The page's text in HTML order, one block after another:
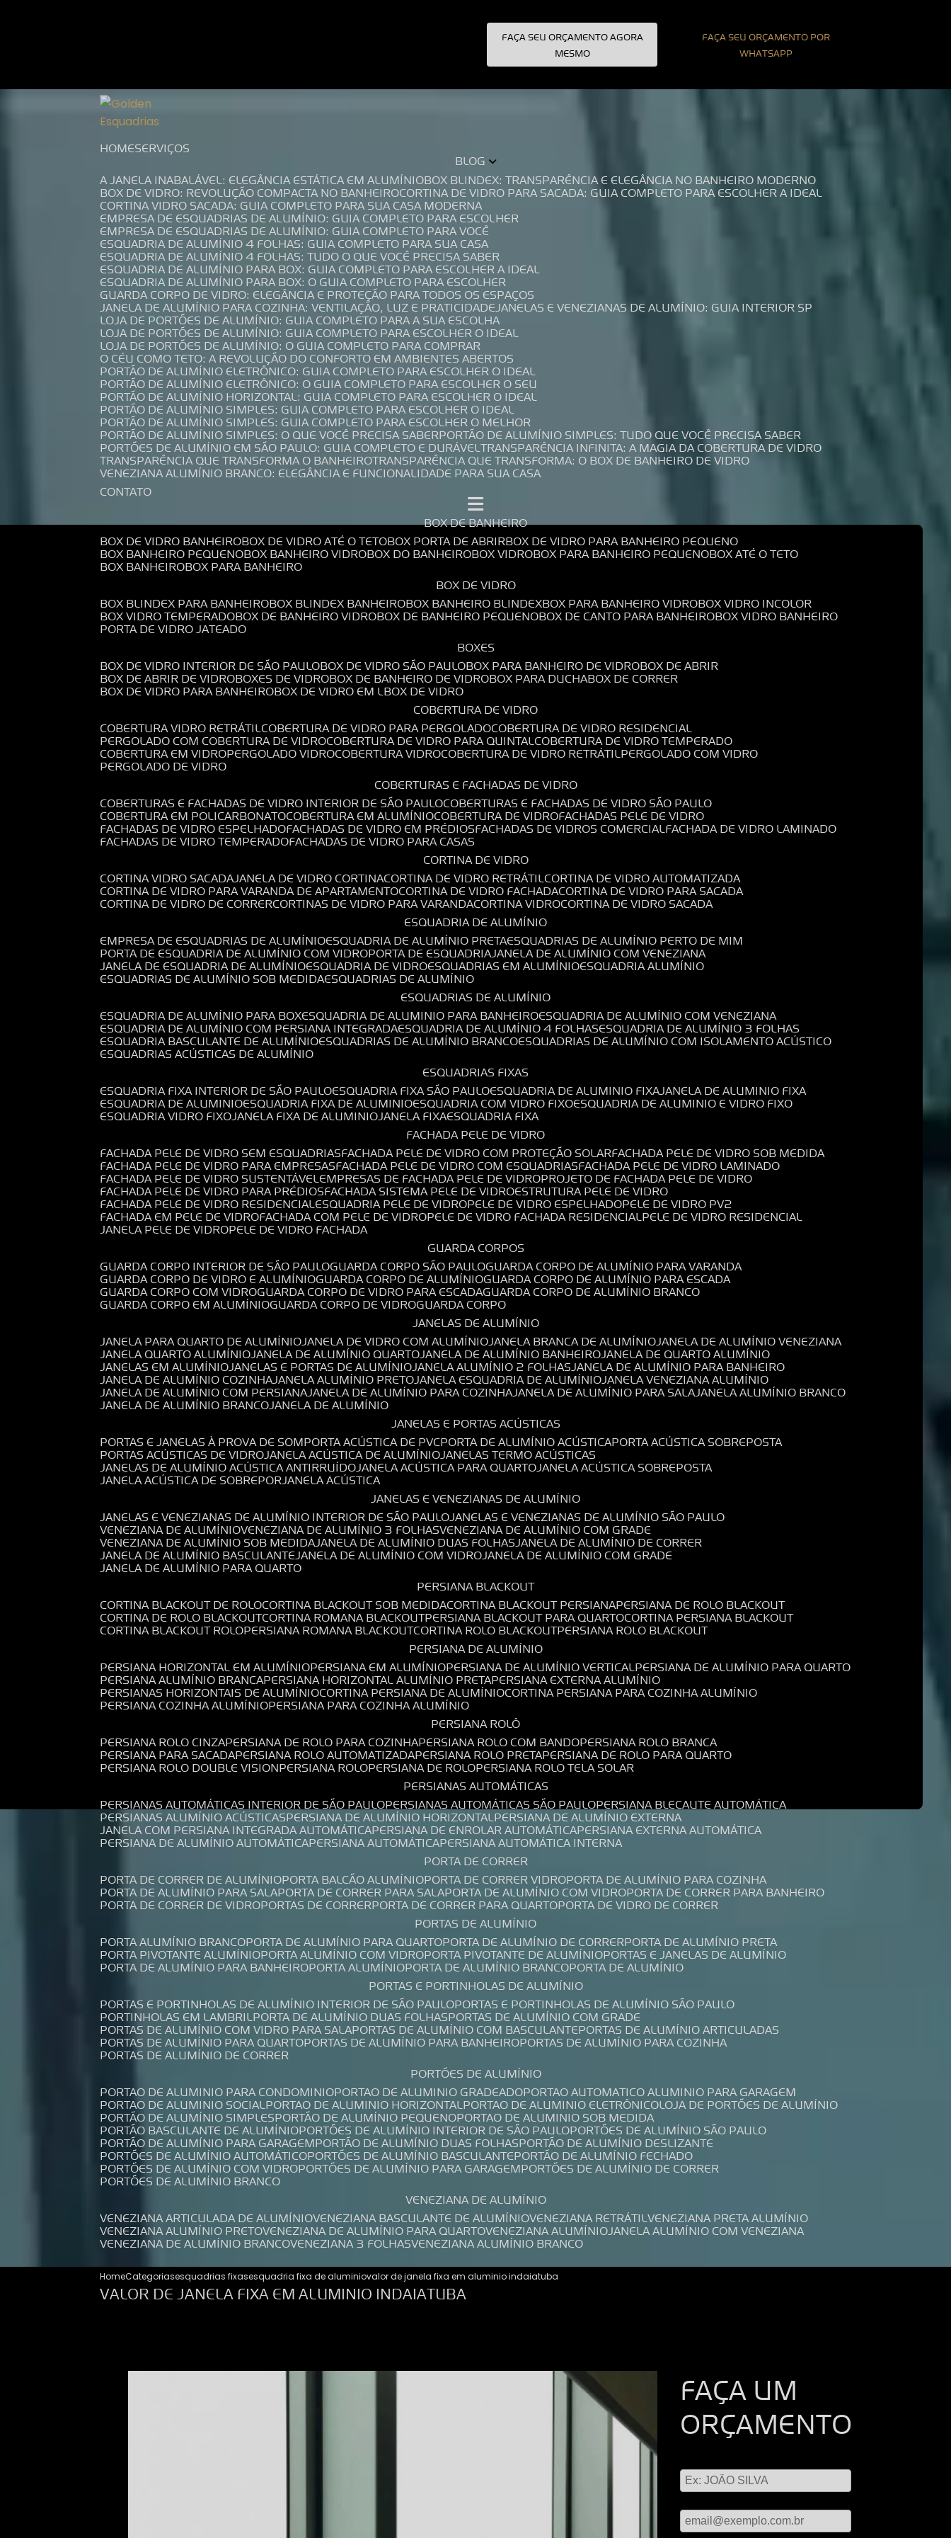
FAÇA SEU ORÇAMENTO AGORA
MESMO
FAÇA SEU ORÇAMENTO POR
WHATSAPP
HOME SERVIÇOS
BLOG
A JANELA INABALÁVEL: ELEGÂNCIA ESTÁTICA EM ALUMÍNIO BOX BLINDEX: TRANSPARÊNCIA E ELEGÂNCIA NO BANHEIRO MODERNO
BOX DE VIDRO: REVOLUÇÃO COMPACTA NO BANHEIRO CORTINA DE VIDRO PARA SACADA: GUIA COMPLETO PARA ESCOLHER A IDEAL
CORTINA VIDRO SACADA: GUIA COMPLETO PARA SUA CASA MODERNA
EMPRESA DE ESQUADRIAS DE ALUMÍNIO: GUIA COMPLETO PARA ESCOLHER
EMPRESA DE ESQUADRIAS DE ALUMÍNIO: GUIA COMPLETO PARA VOCÊ
ESQUADRIA DE ALUMÍNIO 4 FOLHAS: GUIA COMPLETO PARA SUA CASA
ESQUADRIA DE ALUMÍNIO 4 FOLHAS: TUDO O QUE VOCÊ PRECISA SABER
ESQUADRIA DE ALUMÍNIO PARA BOX: GUIA COMPLETO PARA ESCOLHER A IDEAL
ESQUADRIA DE ALUMÍNIO PARA BOX: O GUIA COMPLETO PARA ESCOLHER
GUARDA CORPO DE VIDRO: ELEGÂNCIA E PROTEÇÃO PARA TODOS OS ESPAÇOS
JANELA DE ALUMÍNIO PARA COZINHA: VENTILAÇÃO, LUZ E PRATICIDADE JANELAS E VENEZIANAS DE ALUMÍNIO: GUIA INTERIOR SP
LOJA DE PORTÕES DE ALUMÍNIO: GUIA COMPLETO PARA A SUA ESCOLHA
LOJA DE PORTÕES DE ALUMÍNIO: GUIA COMPLETO PARA ESCOLHER O IDEAL
LOJA DE PORTÕES DE ALUMÍNIO: O GUIA COMPLETO PARA COMPRAR
O CÉU COMO TETO: A REVOLUÇÃO DO CONFORTO EM AMBIENTES ABERTOS
PORTÃO DE ALUMÍNIO ELETRÔNICO: GUIA COMPLETO PARA ESCOLHER O IDEAL
PORTÃO DE ALUMÍNIO ELETRÔNICO: O GUIA COMPLETO PARA ESCOLHER O SEU
PORTÃO DE ALUMÍNIO HORIZONTAL: GUIA COMPLETO PARA ESCOLHER O IDEAL
PORTÃO DE ALUMÍNIO SIMPLES: GUIA COMPLETO PARA ESCOLHER O IDEAL
PORTÃO DE ALUMÍNIO SIMPLES: GUIA COMPLETO PARA ESCOLHER O MELHOR
PORTÃO DE ALUMÍNIO SIMPLES: O QUE VOCÊ PRECISA SABER PORTÃO DE ALUMÍNIO SIMPLES: TUDO QUE VOCÊ PRECISA SABER
PORTÕES DE ALUMÍNIO EM SÃO PAULO: GUIA COMPLETO E DURÁVEL TRANSPARÊNCIA INFINITA: A MAGIA DA COBERTURA DE VIDRO
TRANSPARÊNCIA QUE TRANSFORMA O BANHEIRO TRANSPARÊNCIA QUE TRANSFORMA: O BOX DE BANHEIRO DE VIDRO
VENEZIANA ALUMÍNIO BRANCO: ELEGÂNCIA E FUNCIONALIDADE PARA SUA CASA
CONTATO
BOX DE BANHEIRO
BOX DE VIDRO BANHEIRO BOX DE VIDRO ATÉ O TETO BOX PORTA DE ABRIR BOX DE VIDRO PARA BANHEIRO PEQUENO
BOX BANHEIRO PEQUENO BOX BANHEIRO VIDRO BOX DO BANHEIRO BOX VIDRO BOX PARA BANHEIRO PEQUENO BOX ATÉ O TETO
BOX BANHEIRO BOX PARA BANHEIRO
BOX DE VIDRO
BOX BLINDEX PARA BANHEIRO BOX BLINDEX BANHEIRO BOX BANHEIRO BLINDEX BOX PARA BANHEIRO VIDRO BOX VIDRO INCOLOR
BOX VIDRO TEMPERADO BOX DE BANHEIRO VIDRO BOX DE BANHEIRO PEQUENO BOX DE CANTO PARA BANHEIRO BOX VIDRO BANHEIRO
PORTA DE VIDRO JATEADO
BOXES
BOX DE VIDRO INTERIOR DE SÃO PAULO BOX DE VIDRO SÃO PAULO BOX PARA BANHEIRO DE VIDRO BOX DE ABRIR
BOX DE ABRIR DE VIDRO BOXES DE VIDRO BOX DE BANHEIRO DE VIDRO BOX PARA DUCHA BOX DE CORRER
BOX DE VIDRO PARA BANHEIRO BOX DE VIDRO EM L BOX DE VIDRO
COBERTURA DE VIDRO
COBERTURA VIDRO RETRÁTIL COBERTURA DE VIDRO PARA PERGOLADO COBERTURA DE VIDRO RESIDENCIAL
PERGOLADO COM COBERTURA DE VIDRO COBERTURA DE VIDRO PARA QUINTAL COBERTURA DE VIDRO TEMPERADO
COBERTURA EM VIDRO PERGOLADO VIDRO COBERTURA VIDRO COBERTURA DE VIDRO RETRÁTIL PERGOLADO COM VIDRO
PERGOLADO DE VIDRO
COBERTURAS E FACHADAS DE VIDRO
COBERTURAS E FACHADAS DE VIDRO INTERIOR DE SÃO PAULO COBERTURAS E FACHADAS DE VIDRO SÃO PAULO
COBERTURA EM POLICARBONATO COBERTURA EM ALUMÍNIO COBERTURA DE VIDRO FACHADAS PELE DE VIDRO
FACHADAS DE VIDRO ESPELHADO FACHADAS DE VIDRO EM PRÉDIOS FACHADAS DE VIDROS COMERCIAL FACHADA DE VIDRO LAMINADO
FACHADAS DE VIDRO TEMPERADO FACHADAS DE VIDRO PARA CASAS
CORTINA DE VIDRO
CORTINA VIDRO SACADA JANELA DE VIDRO CORTINA CORTINA DE VIDRO RETRÁTIL CORTINA DE VIDRO AUTOMATIZADA
CORTINA DE VIDRO PARA VARANDA DE APARTAMENTO CORTINA DE VIDRO FACHADA CORTINA DE VIDRO PARA SACADA
CORTINA DE VIDRO DE CORRER CORTINAS DE VIDRO PARA VARANDA CORTINA VIDRO CORTINA DE VIDRO SACADA
ESQUADRIA DE ALUMÍNIO
EMPRESA DE ESQUADRIAS DE ALUMÍNIO ESQUADRIA DE ALUMÍNIO PRETA ESQUADRIAS DE ALUMÍNIO PERTO DE MIM
PORTA DE ESQUADRIA DE ALUMÍNIO COM VIDRO PORTA DE ESQUADRIA JANELA DE ALUMÍNIO COM VENEZIANA
JANELA DE ESQUADRIA DE ALUMÍNIO ESQUADRIA DE VIDRO ESQUADRIAS EM ALUMÍNIO ESQUADRIA ALUMÍNIO
ESQUADRIAS DE ALUMÍNIO SOB MEDIDA ESQUADRIAS DE ALUMÍNIO
ESQUADRIAS DE ALUMÍNIO
ESQUADRIA DE ALUMÍNIO PARA BOX ESQUADRIA DE ALUMINIO PARA BANHEIRO ESQUADRIA DE ALUMÍNIO COM VENEZIANA
ESQUADRIA DE ALUMÍNIO COM PERSIANA INTEGRADA ESQUADRIA DE ALUMÍNIO 4 FOLHAS ESQUADRIA DE ALUMÍNIO 3 FOLHAS
ESQUADRIA BASCULANTE DE ALUMÍNIO ESQUADRIAS DE ALUMÍNIO BRANCO ESQUADRIAS DE ALUMÍNIO COM ISOLAMENTO ACÚSTICO
ESQUADRIAS ACÚSTICAS DE ALUMÍNIO
ESQUADRIAS FIXAS
ESQUADRIA FIXA INTERIOR DE SÃO PAULO ESQUADRIA FIXA SÃO PAULO ESQUADRIA DE ALUMINIO FIXA JANELA DE ALUMINIO FIXA
ESQUADRIA DE ALUMINIO ESQUADRIA FIXA DE ALUMINIO ESQUADRIA COM VIDRO FIXO ESQUADRIA DE ALUMINIO E VIDRO FIXO
ESQUADRIA VIDRO FIXO JANELA FIXA DE ALUMINIO JANELA FIXA ESQUADRIA FIXA
FACHADA PELE DE VIDRO
FACHADA PELE DE VIDRO SEM ESQUADRIAS FACHADA PELE DE VIDRO COM PROTEÇÃO SOLAR FACHADA PELE DE VIDRO SOB MEDIDA
FACHADA PELE DE VIDRO PARA EMPRESAS FACHADA PELE DE VIDRO COM ESQUADRIAS FACHADA PELE DE VIDRO LAMINADO
FACHADA PELE DE VIDRO SUSTENTÁVEL EMPRESAS DE FACHADA PELE DE VIDRO PROJETO DE FACHADA PELE DE VIDRO
FACHADA PELE DE VIDRO PARA PRÉDIOS FACHADA SISTEMA PELE DE VIDRO ESTRUTURA PELE DE VIDRO
FACHADA PELE DE VIDRO RESIDENCIAL ESQUADRIA PELE DE VIDRO PELE DE VIDRO ESPELHADO PELE DE VIDRO PV2
FACHADA EM PELE DE VIDRO FACHADA COM PELE DE VIDRO PELE DE VIDRO FACHADA RESIDENCIAL PELE DE VIDRO RESIDENCIAL
JANELA PELE DE VIDRO PELE DE VIDRO FACHADA
GUARDA CORPOS
GUARDA CORPO INTERIOR DE SÃO PAULO GUARDA CORPO SÃO PAULO GUARDA CORPO DE ALUMÍNIO PARA VARANDA
GUARDA CORPO DE VIDRO E ALUMÍNIO GUARDA CORPO DE ALUMÍNIO GUARDA CORPO DE ALUMÍNIO PARA ESCADA
GUARDA CORPO COM VIDRO GUARDA CORPO DE VIDRO PARA ESCADA GUARDA CORPO DE ALUMÍNIO BRANCO
GUARDA CORPO EM ALUMÍNIO GUARDA CORPO DE VIDRO GUARDA CORPO
JANELAS DE ALUMÍNIO
JANELA PARA QUARTO DE ALUMÍNIO JANELA DE VIDRO COM ALUMÍNIO JANELA BRANCA DE ALUMÍNIO JANELA DE ALUMÍNIO VENEZIANA
JANELA QUARTO ALUMÍNIO JANELA DE ALUMÍNIO QUARTO JANELA DE ALUMÍNIO BANHEIRO JANELA DE QUARTO ALUMÍNIO
JANELAS EM ALUMÍNIO JANELAS E PORTAS DE ALUMÍNIO JANELA ALUMÍNIO 2 FOLHAS JANELA DE ALUMÍNIO PARA BANHEIRO
JANELA DE ALUMÍNIO COZINHA JANELA ALUMÍNIO PRETO JANELA ESQUADRIA DE ALUMÍNIO JANELA VENEZIANA ALUMÍNIO
JANELA DE ALUMÍNIO COM PERSIANA JANELA DE ALUMÍNIO PARA COZINHA JANELA DE ALUMÍNIO PARA SALA JANELA ALUMÍNIO BRANCO
JANELA DE ALUMÍNIO BRANCO JANELA DE ALUMÍNIO
JANELAS E PORTAS ACÚSTICAS
PORTAS E JANELAS À PROVA DE SOM PORTA ACÚSTICA DE PVC PORTA DE ALUMÍNIO ACÚSTICA PORTA ACÚSTICA SOBREPOSTA
PORTAS ACÚSTICAS DE VIDRO JANELA ACÚSTICA DE ALUMÍNIO JANELAS TERMO ACÚSTICAS
JANELAS DE ALUMÍNIO ACÚSTICA ANTIRRUÍDO JANELA ACÚSTICA PARA QUARTO JANELA ACÚSTICA SOBREPOSTA
JANELA ACÚSTICA DE SOBREPOR JANELA ACÚSTICA
JANELAS E VENEZIANAS DE ALUMÍNIO
JANELAS E VENEZIANAS DE ALUMÍNIO INTERIOR DE SÃO PAULO JANELAS E VENEZIANAS DE ALUMÍNIO SÃO PAULO
VENEZIANA DE ALUMÍNIO VENEZIANA DE ALUMÍNIO 3 FOLHAS VENEZIANA DE ALUMÍNIO COM GRADE
VENEZIANA DE ALUMÍNIO SOB MEDIDA JANELA DE ALUMÍNIO DUAS FOLHAS JANELA DE ALUMÍNIO DE CORRER
JANELA DE ALUMÍNIO BASCULANTE JANELA DE ALUMÍNIO COM VIDRO JANELA DE ALUMÍNIO COM GRADE
JANELA DE ALUMÍNIO PARA QUARTO
PERSIANA BLACKOUT
CORTINA BLACKOUT DE ROLO CORTINA BLACKOUT SOB MEDIDA CORTINA BLACKOUT PERSIANA PERSIANA DE ROLO BLACKOUT
CORTINA DE ROLO BLACKOUT CORTINA ROMANA BLACKOUT PERSIANA BLACKOUT PARA QUARTO CORTINA PERSIANA BLACKOUT
CORTINA BLACKOUT ROLO PERSIANA ROMANA BLACKOUT CORTINA ROLO BLACKOUT PERSIANA ROLO BLACKOUT
PERSIANA DE ALUMÍNIO
PERSIANA HORIZONTAL EM ALUMÍNIO PERSIANA EM ALUMÍNIO PERSIANA DE ALUMÍNIO VERTICAL PERSIANA DE ALUMÍNIO PARA QUARTO
PERSIANA ALUMÍNIO BRANCA PERSIANA HORIZONTAL ALUMÍNIO PRETA PERSIANA EXTERNA ALUMÍNIO
PERSIANAS HORIZONTAIS DE ALUMÍNIO CORTINA PERSIANA DE ALUMÍNIO CORTINA PERSIANA PARA COZINHA ALUMÍNIO
PERSIANA COZINHA ALUMÍNIO PERSIANA PARA COZINHA ALUMÍNIO
PERSIANA ROLÔ
PERSIANA ROLO CINZA PERSIANA DE ROLO PARA COZINHA PERSIANA ROLO COM BANDO PERSIANA ROLO BRANCA
PERSIANA PARA SACADA PERSIANA ROLO AUTOMATIZADA PERSIANA ROLO PRETA PERSIANA DE ROLO PARA QUARTO
PERSIANA ROLO DOUBLE VISION PERSIANA ROLO PERSIANA DE ROLO PERSIANA ROLO TELA SOLAR
PERSIANAS AUTOMÁTICAS
PERSIANAS AUTOMÁTICAS INTERIOR DE SÃO PAULO PERSIANAS AUTOMÁTICAS SÃO PAULO PERSIANA BLECAUTE AUTOMÁTICA
PERSIANAS ALUMÍNIO ACÚSTICAS PERSIANA DE ALUMÍNIO HORIZONTAL PERSIANA DE ALUMÍNIO EXTERNA
JANELA COM PERSIANA INTEGRADA AUTOMÁTICA PERSIANA DE ENROLAR AUTOMÁTICA PERSIANA EXTERNA AUTOMÁTICA
PERSIANA DE ALUMÍNIO AUTOMÁTICA PERSIANA AUTOMÁTICA PERSIANA AUTOMÁTICA INTERNA
PORTA DE CORRER
PORTA DE CORRER DE ALUMÍNIO PORTA BALCÃO ALUMÍNIO PORTA DE CORRER VIDRO PORTA DE ALUMÍNIO PARA COZINHA
PORTA DE ALUMÍNIO PARA SALA PORTA DE CORRER PARA SALA PORTA DE ALUMÍNIO COM VIDRO PORTA DE CORRER PARA BANHEIRO
PORTA DE CORRER DE VIDRO PORTAS DE CORRER PORTA DE CORRER PARA QUARTO PORTA DE VIDRO DE CORRER
PORTAS DE ALUMÍNIO
PORTA ALUMÍNIO BRANCO PORTA DE ALUMÍNIO PARA QUARTO PORTA DE ALUMÍNIO DE CORRER PORTA DE ALUMÍNIO PRETA
PORTA PIVOTANTE ALUMÍNIO PORTA ALUMÍNIO COM VIDRO PORTA PIVOTANTE DE ALUMÍNIO PORTAS E JANELAS DE ALUMÍNIO
PORTA DE ALUMÍNIO PARA BANHEIRO PORTA ALUMÍNIO PORTA DE ALUMÍNIO BRANCO PORTA DE ALUMÍNIO
PORTAS E PORTINHOLAS DE ALUMÍNIO
PORTAS E PORTINHOLAS DE ALUMÍNIO INTERIOR DE SÃO PAULO PORTAS E PORTINHOLAS DE ALUMÍNIO SÃO PAULO
PORTINHOLAS EM LAMBRIL PORTA DE ALUMÍNIO DUAS FOLHAS PORTAS DE ALUMÍNIO COM GRADE
PORTAS DE ALUMÍNIO COM VIDRO PARA SALA PORTAS DE ALUMÍNIO COM BASCULANTE PORTAS DE ALUMÍNIO ARTICULADAS
PORTAS DE ALUMÍNIO PARA QUARTO PORTAS DE ALUMÍNIO PARA BANHEIRO PORTAS DE ALUMÍNIO PARA COZINHA
PORTAS DE ALUMÍNIO DE CORRER
PORTÕES DE ALUMÍNIO
PORTAO DE ALUMINIO PARA CONDOMINIO PORTAO DE ALUMINIO GRADEADO PORTAO AUTOMATICO ALUMINIO PARA GARAGEM
PORTAO DE ALUMINIO SOCIAL PORTAO DE ALUMINIO HORIZONTAL PORTAO DE ALUMINIO ELETRÔNICO LOJA DE PORTÕES DE ALUMÍNIO
PORTÃO DE ALUMÍNIO SIMPLES PORTÃO DE ALUMÍNIO PEQUENO PORTAO DE ALUMINIO SOB MEDIDA
PORTÃO BASCULANTE DE ALUMÍNIO PORTÕES DE ALUMÍNIO INTERIOR DE SÃO PAULO PORTÕES DE ALUMÍNIO SÃO PAULO
PORTÃO DE ALUMÍNIO PARA GARAGEM PORTÃO DE ALUMÍNIO DUAS FOLHAS PORTÃO DE ALUMÍNIO DESLIZANTE
PORTÕES DE ALUMÍNIO AUTOMÁTICO PORTÕES DE ALUMÍNIO BASCULANTE PORTÃO DE ALUMÍNIO FECHADO
PORTÕES DE ALUMÍNIO COM VIDRO PORTÕES DE ALUMÍNIO PARA GARAGEM PORTÕES DE ALUMÍNIO DE CORRER
PORTÕES DE ALUMÍNIO BRANCO
VENEZIANA DE ALUMÍNIO
VENEZIANA ARTICULADA DE ALUMÍNIO VENEZIANA BASCULANTE DE ALUMÍNIO VENEZIANA RETRÁTIL VENEZIANA PRETA ALUMÍNIO
VENEZIANA ALUMÍNIO PRETO VENEZIANA DE ALUMÍNIO PARA QUARTO VENEZIANA ALUMÍNIO JANELA ALUMÍNIO COM VENEZIANA
VENEZIANA DE ALUMÍNIO BRANCO VENEZIANA 3 FOLHAS VENEZIANA ALUMÍNIO BRANCO
HomeCategoriasesquadrias fixasesquadria fixa de aluminiovalor de janela fixa em aluminio indaiatuba
VALOR DE JANELA FIXA EM ALUMINIO INDAIATUBA
FAÇA UM
ORÇAMENTO